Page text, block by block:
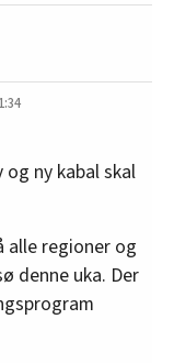
og ny kabal skal
alle regioner og
denne uka. Der